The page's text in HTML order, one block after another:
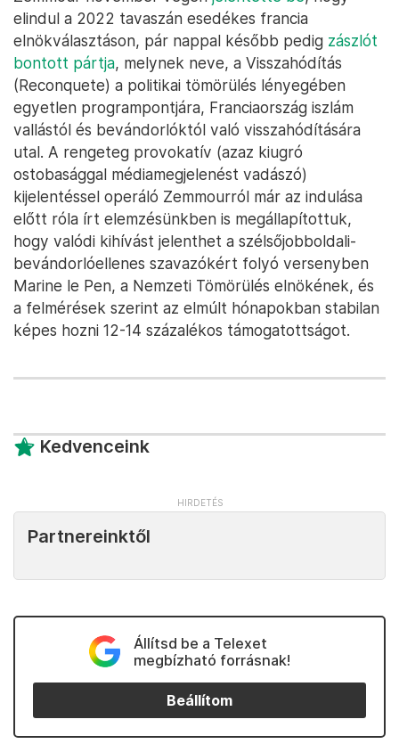
elindul a 2022 tavaszán esedékes francia
elnökválasztáson, pár nappal később pedig zászlót
bontott pártja, melynek neve, a Visszahódítás
(Reconquete) a politikai tömörülés lényegében
egyetlen programpontjára, Franciaország iszlám
vallástól és bevándorlóktól való visszahódítására
utal. A rengeteg provokatív (azaz kiugró
ostobasággal médiamegjelenést vadászó)
kijelentéssel operáló Zemmourról már az indulása
előtt róla írt elemzésünkben is megállapítottuk,
hogy valódi kihívást jelenthet a szélsőjobboldali-
bevándorlóellenes szavazókért folyó versenyben
Marine le Pen, a Nemzeti Tömörülés elnökének, és
a felmérések szerint az elmúlt hónapokban stabilan
képes hozni 12-14 százalékos támogatottságot.
Kedvenceink
Partnereinktől
Állítsd be a Telexet
megbízható forrásnak!
Beállítom